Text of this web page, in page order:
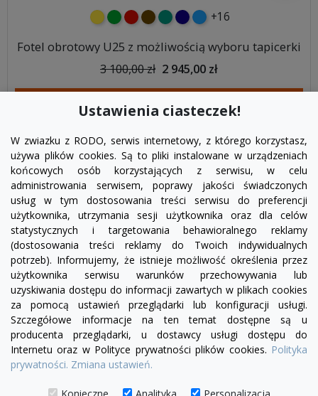
żółtyzielonyczerwony
czekoladowy
turkusowy
granatowy
niebieski
+16
Fotel obrotowy U25 z możliwością wyboru tapicerki
3 100,00 zł 2 945,00 zł
FacebookYouTubePinterest
Ustawienia ciasteczek!
W zwiazku z RODO, serwis internetowy, z którego korzystasz,
używa plików cookies. Są to pliki instalowane w urządzeniach
końcowych osób korzystających z serwisu, w celu
administrowania serwisem, poprawy jakości świadczonych
usług w tym dostosowania treści serwisu do preferencji
użytkownika, utrzymania sesji użytkownika oraz dla celów
statystycznych i targetowania behawioralnego reklamy
(dostosowania treści reklamy do Twoich indywidualnych
potrzeb). Informujemy, że istnieje możliwość określenia przez
użytkownika serwisu warunków przechowywania lub
uzyskiwania dostępu do informacji zawartych w plikach cookies
za pomocą ustawień przeglądarki lub konfiguracji usługi.
Szczegółowe informacje na ten temat dostępne są u
producenta przeglądarki, u dostawcy usługi dostępu do
Internetu oraz w Polityce prywatności plików cookies. Polityka
prywatności. Zmiana ustawień.
PRODUKTY

INFORMACJE
